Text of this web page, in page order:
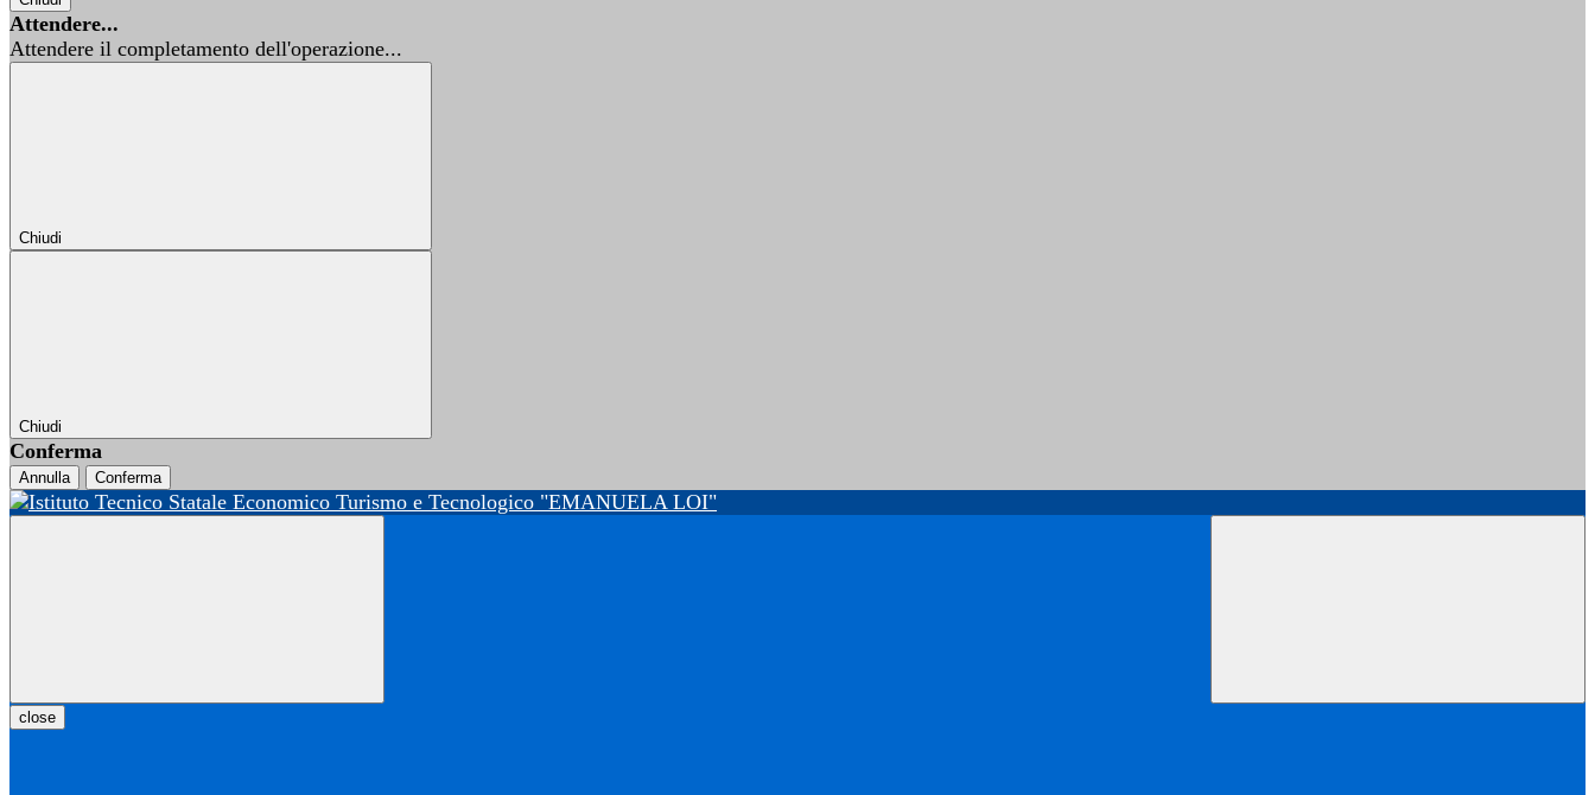
Attendere...
Attendere il completamento dell'operazione...
Chiudi
Chiudi
Conferma
Annulla Conferma
close